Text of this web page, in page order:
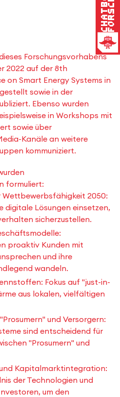
Forschungsvorhabens
2022 auf der 8th
on Smart Energy Systems in
sowie in der
Ebenso wurden
in Workshops mit
sowie über
Kanäle an weitere
kommuniziert.
formuliert:
2050:
digitale Lösungen einsetzen,
sicherzustellen.
proaktiv Kunden mit
und ihre
wandeln.
Fokus auf "just-in-
aus lokalen, vielfältigen
und Versorgern:
sind entscheidend für
"Prosumern" und
Kapitalmarktintegration:
der Technologien und
um den
Chatbot